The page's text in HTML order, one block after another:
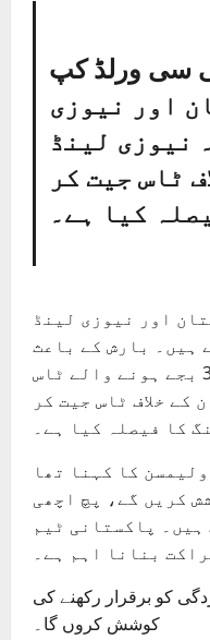
سی ورلڈ کپ
اور نیوزی
نیوزی لینڈ
ٹاس جیت کر
کیا ہے۔
آج پاکستان اور نیوزی لینڈ
ہیں۔ بارش کے باعث
ٹاس تاخیر کا شکار ہوا۔ 3 بجے ہونے والے ٹاس
کے خلاف ٹاس جیت کر
کا فیصلہ کیا ہے۔
کا کہنا تھا
کریں گے، پچ اچھی
پاکستانی ٹیم
بنانا اہم ہے۔
کو برقرار رکھنے کی
کوشش کروں گا۔